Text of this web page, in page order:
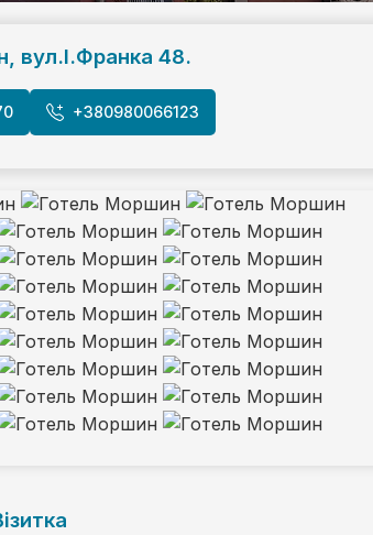
вул.І.Франка 48.
+380980066123